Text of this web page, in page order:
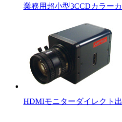
業務用超小型3CCDカラー
HDMIモニターダイレクト